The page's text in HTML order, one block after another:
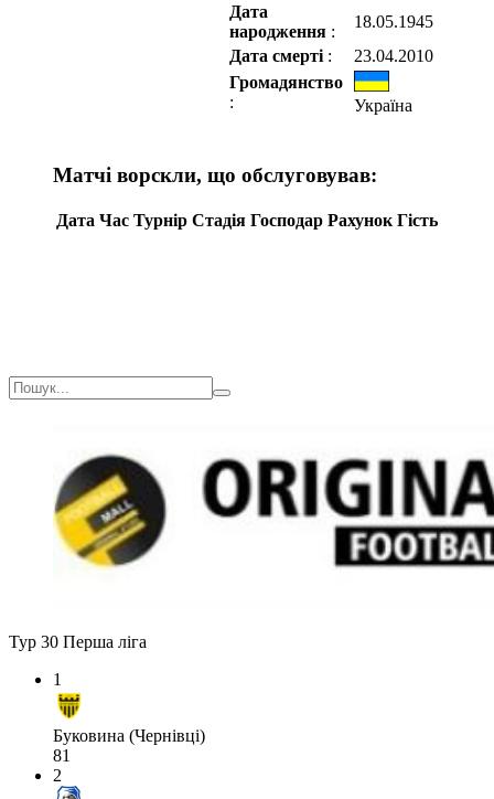
Дата
народження :
18.05.1945
Дата смерті :
23.04.2010
Громадянство
:
Україна
Матчі ворскли, що обслуговував:
Дата Час Турнір Стадія Господар Рахунок Гість
Тур 30 Перша ліга
1
Буковина (Чернівці)
81
2